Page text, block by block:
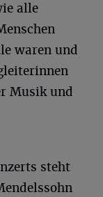
alle
waren und
Musik und
steht